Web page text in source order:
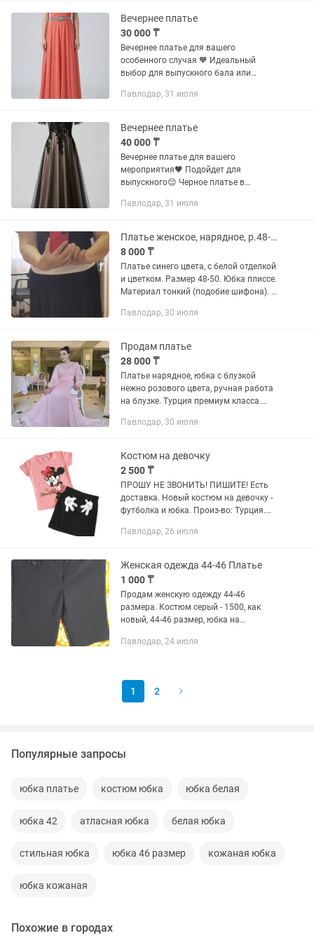
Вечернее платье
30 000 ₸
Вечернее платье для вашего
особенного случая 🧡 Идеальный
выбор для выпускного бала или
платье-бандо со струящейся юбкой и
лиф: Сложная...
Павлодар, 31 июля
Вечернее платье
40 000 ₸
Вечернее платье для вашего
мероприятия🖤 Подойдет для
выпускного😌 Черное платье в
подкладом и уплотненным подолом🖤
цветочные узоры,...
Павлодар, 31 июля
Платье женское, нарядное, р.48-50
8 000 ₸
Платье синего цвета, с белой отделкой
и цветком. Размер 48-50. Юбка плиссе.
Материал тонкий (подобие шифона). С
спине. Рукав -крылышки. Надевала на
Павлодар, 30 июля
Продам платье
28 000 ₸
Платье нарядное, юбка с блузкой
нежно розового цвета, ручная работа
на блузке. Турция премиум класса.
Павлодар, 30 июля
Костюм на девочку
2 500 ₸
ПРОШУ НЕ ЗВОНИТЬ! ПИШИТЕ! Есть
доставка. Новый костюм на девочку -
футболка и юбка. Произ-во: Турция.
уточняйте).
Павлодар, 26 июля
Женская одежда 44-46 Платье
1 000 ₸
Продам женскую одежду 44-46
размера. Костюм серый - 1500, как
новый, 44-46 размер, юбка на
жёлтое в чёрный горох - 500 тенге, 44-
Павлодар, 24 июля
1 2
Популярные запросы
юбка платье костюм юбка юбка белая
юбка 42 атласная юбка белая юбка
стильная юбка юбка 46 размер кожаная юбка
юбка кожаная
Похожие в городах